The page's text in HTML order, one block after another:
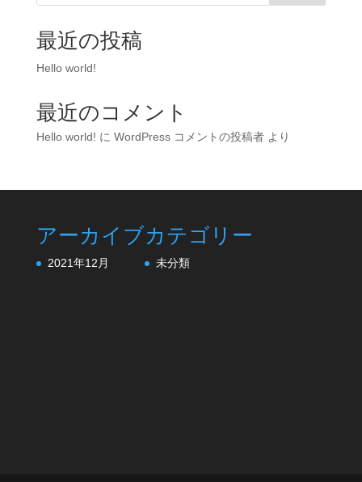
最近の投稿
Hello world!
最近のコメント
Hello world! に WordPress コメントの投稿者より
アーカイブ
2021年12月
カテゴリー
未分類